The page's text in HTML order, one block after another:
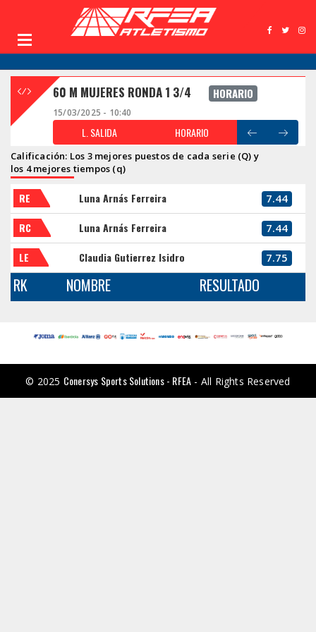
60 M MUJERES RONDA 1 3/4 HORARIO
15/03/2025 - 10:40
L. SALIDA HORARIO
Calificación: Los 3 mejores puestos de cada serie (Q) y
los 4 mejores tiempos (q)
RE Luna Arnás Ferreira 7.44
RC Luna Arnás Ferreira 7.44
LE Claudia Gutierrez Isidro 7.75
RK NOMBRE RESULTADO
© 2025 Conersys Sports Solutions - RFEA - All Rights Reserved